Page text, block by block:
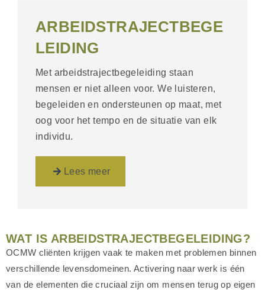
ARBEIDSTRAJECTBEGE
LEIDING
Met arbeidstrajectbegeleiding staan
mensen er niet alleen voor. We luisteren,
begeleiden en ondersteunen op maat, met
oog voor het tempo en de situatie van elk
individu.
Lees meer
WAT IS ARBEIDSTRAJECTBEGELEIDING?
OCMW cliënten krijgen vaak te maken met problemen binnen
verschillende levensdomeinen. Activering naar werk is één
van de elementen die cruciaal zijn om mensen terug op eigen